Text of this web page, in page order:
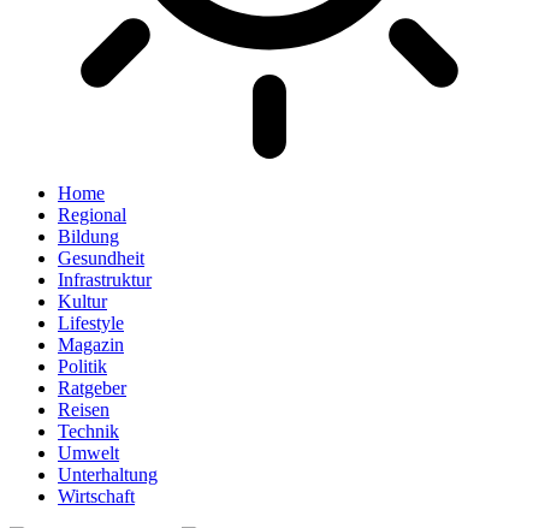
Home
Regional
Bildung
Gesundheit
Infrastruktur
Kultur
Lifestyle
Magazin
Politik
Ratgeber
Reisen
Technik
Umwelt
Unterhaltung
Wirtschaft